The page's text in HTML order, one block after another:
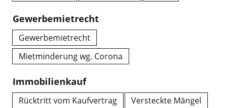
Gewerbemietrecht
Gewerbemietrecht
Mietminderung wg. Corona
Immobilienkauf
Rücktritt vom Kaufvertrag Versteckte Mängel